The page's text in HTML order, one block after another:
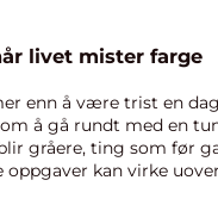
når livet mister farge
enn å være trist en
å gå rundt med en
gråere, ting som før
oppgaver kan virke